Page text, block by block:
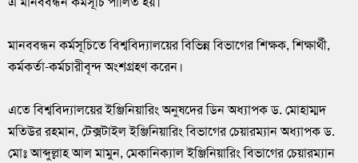
‎মানববন্ধন কর্মসূচিতে বিশ্ববিদ্যালয়ের বিভিন্ন বিভাগের শিক্ষক, শিক্ষার্থী,
কর্মকর্তা-কর্মচারীবৃন্দ অংশগ্রহণ করেন।
‎এতে বিশ্ববিদ্যালয়ের ইঞ্জিনিয়ারিং অনুষদের ডিন অধ্যাপক ড. মোহাম্মদ
মতিউর রহমান, টেক্সটাইল ইঞ্জিনিয়ারিং বিভাগের চেয়ারম্যান অধ্যাপক ড.
মোঃ আব্দুল্লাহ আল মামুন, মেকানিক্যাল ইঞ্জিনিয়ারিং বিভাগের চেয়ারম্যান